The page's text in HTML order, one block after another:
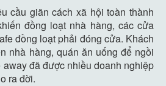
cầu giãn cách xã hội toàn thành
đồng loạt nhà hàng, các cửa
đồng loạt phải đóng cửa. Khách
nhà hàng, quán ăn uống để ngồi
đã được nhiều doanh nghiệp
ra đời.